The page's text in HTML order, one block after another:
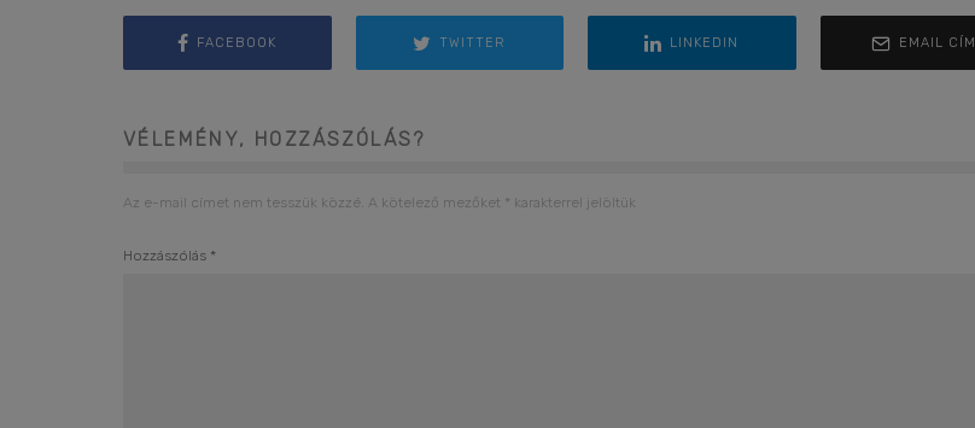
FACEBOOK TWITTER LINKEDIN EMAIL CÍM
VÉLEMÉNY, HOZZÁSZÓLÁS?
Az e-mail címet nem tesszük közzé. A kötelező mezőket * karakterrel jelöltük
Hozzászólás *